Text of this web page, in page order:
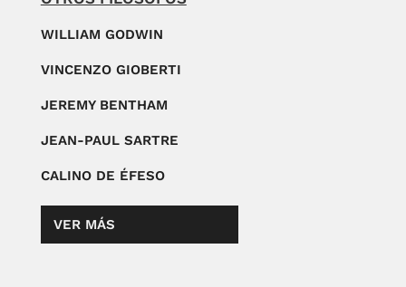
WILLIAM GODWIN
VINCENZO GIOBERTI
JEREMY BENTHAM
JEAN-PAUL SARTRE
CALINO DE ÉFESO
VER MÁS